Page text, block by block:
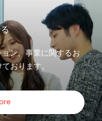
ン、事業に関するお
おります。